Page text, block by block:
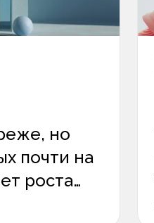
но
почти на
роста